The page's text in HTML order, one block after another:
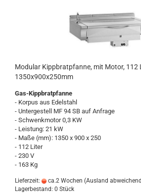
Modular Kippbratpfanne, mit Motor, 112
1350x900x250mm
Gas-Kippbratpfanne
- Korpus aus Edelstahl
- Untergestell MF 94 SB auf Anfrage
- Schwenkmotor 0,3 KW
- Leistung: 21 kW
- Maße (mm): 1350 x 900 x 250
- 112 Liter
- 230 V
- 163 Kg
Lieferzeit: ca.2 Wochen (Ausland
Lagerbestand: 0 Stück